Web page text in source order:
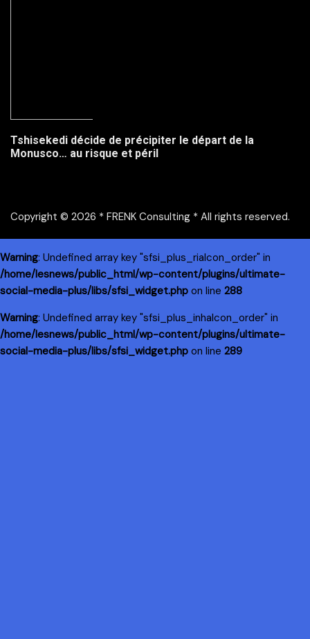
Tshisekedi décide de précipiter le départ de la
Monusco… au risque et péril
Copyright © 2026 * FRENK Consulting * All rights reserved.
Warning: Undefined array key "sfsi_plus_riaIcon_order" in
/home/lesnews/public_html/wp-content/plugins/ultimate-
social-media-plus/libs/sfsi_widget.php on line 288
Warning: Undefined array key "sfsi_plus_inhaIcon_order" in
/home/lesnews/public_html/wp-content/plugins/ultimate-
social-media-plus/libs/sfsi_widget.php on line 289